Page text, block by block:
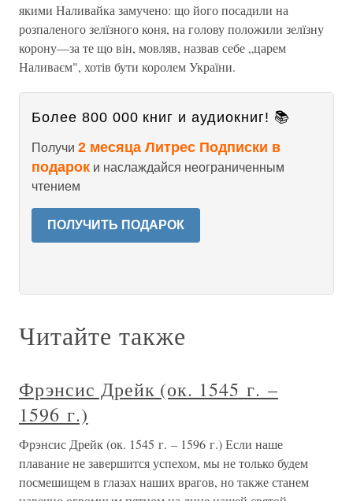
якими Наливайка замучено: що його посадили на
розпаленого зелїзного коня, на голову положили зелїзну
корону—за те що він, мовляв, назвав себе „царем
Наливаєм", хотів бути королем України.
Более 800 000 книг и аудиокниг! 📚
Получи 2 месяца Литрес Подписки в
подарок и наслаждайся неограниченным
чтением
ПОЛУЧИТЬ ПОДАРОК
Читайте также
Фрэнсис Дрейк (ок. 1545 г. –
1596 г.)
Фрэнсис Дрейк (ок. 1545 г. – 1596 г.) Если наше
плавание не завершится успехом, мы не только будем
посмешищем в глазах наших врагов, но также станем